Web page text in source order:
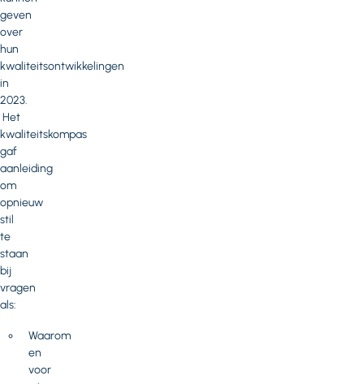
geven
over
hun
kwaliteitsontwikkelingen
in
2023.
Het
kwaliteitskompas
gaf
aanleiding
om
opnieuw
stil
te
staan
bij
vragen
als:
Waarom
en
voor